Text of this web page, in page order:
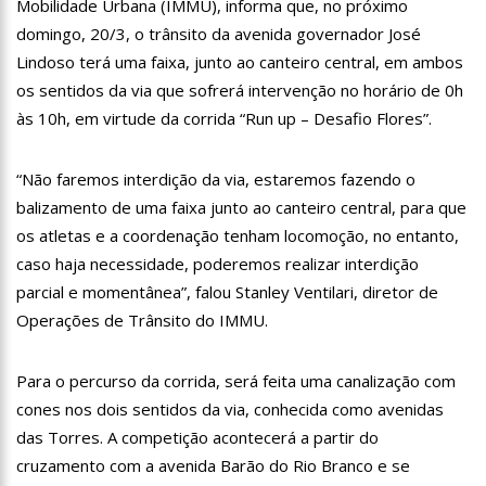
13:07 Greve de ônibus é suspensa a pedido do prefeito de
Manaus
12:55 PIB do Japão registra crescimento pela primeira vez em 3
trimestres
12:49
Anitta diz que ficou dez meses sem sexo e revela como se
sentiu
houve traição”
12:23 Influenciadora e ex são encontrados mortos em carro no
interior de SP
14:56 Vídeo: Reação de Ana Clara após não pegar buquê em
casamento viraliza: “Filho da put*! Nojento!”
Procon-AM orienta população que Lei do Troco é válida e
deve ser respeitada
São Paulo
11:52 Petrobras anuncia nova política de preços de combustíveis
Acusado de divulgar fotos de corpo de Marília Mendonça e
de outros artistas mortos vira réu
Mobilidade Urbana (IMMU), informa que, no próximo
domingo, 20/3, o trânsito da avenida governador José
Lindoso terá uma faixa, junto ao canteiro central, em ambos
os sentidos da via que sofrerá intervenção no horário de 0h
às 10h, em virtude da corrida “Run up – Desafio Flores”.
“Não faremos interdição da via, estaremos fazendo o
balizamento de uma faixa junto ao canteiro central, para que
os atletas e a coordenação tenham locomoção, no entanto,
caso haja necessidade, poderemos realizar interdição
parcial e momentânea”, falou Stanley Ventilari, diretor de
Operações de Trânsito do IMMU.
Para o percurso da corrida, será feita uma canalização com
cones nos dois sentidos da via, conhecida como avenidas
das Torres. A competição acontecerá a partir do
cruzamento com a avenida Barão do Rio Branco e se